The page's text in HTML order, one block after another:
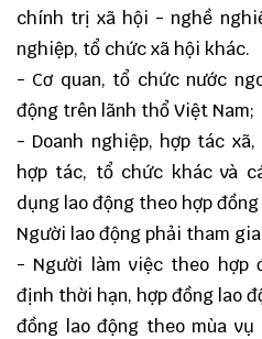
chính trị xã hội - nghề
nghiệp, tổ chức xã hội khác.
- Cơ quan, tổ chức nước
động trên lãnh thổ Việt Nam;
- Doanh nghiệp, hợp tác
hợp tác, tổ chức khác và
dụng lao động theo hợp đồng
Người lao động phải tham
- Người làm việc theo hợp
định thời hạn, hợp đồng lao
đồng lao động theo mùa